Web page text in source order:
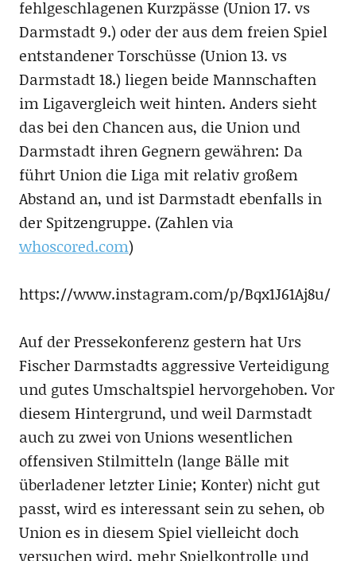
fehlgeschlagenen Kurzpässe (Union 17. vs
Darmstadt 9.) oder der aus dem freien Spiel
entstandener Torschüsse (Union 13. vs
Darmstadt 18.) liegen beide Mannschaften
im Ligavergleich weit hinten. Anders sieht
das bei den Chancen aus, die Union und
Darmstadt ihren Gegnern gewähren: Da
führt Union die Liga mit relativ großem
Abstand an, und ist Darmstadt ebenfalls in
der Spitzengruppe. (Zahlen via
whoscored.com)
https://www.instagram.com/p/Bqx1J61Aj8u/
Auf der Pressekonferenz gestern hat Urs
Fischer Darmstadts aggressive Verteidigung
und gutes Umschaltspiel hervorgehoben. Vor
diesem Hintergrund, und weil Darmstadt
auch zu zwei von Unions wesentlichen
offensiven Stilmitteln (lange Bälle mit
überladener letzter Linie; Konter) nicht gut
passt, wird es interessant sein zu sehen, ob
Union es in diesem Spiel vielleicht doch
versuchen wird, mehr Spielkontrolle und